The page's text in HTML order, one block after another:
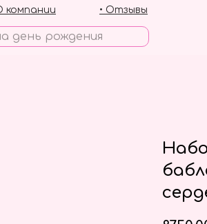
• Отзывы
компании